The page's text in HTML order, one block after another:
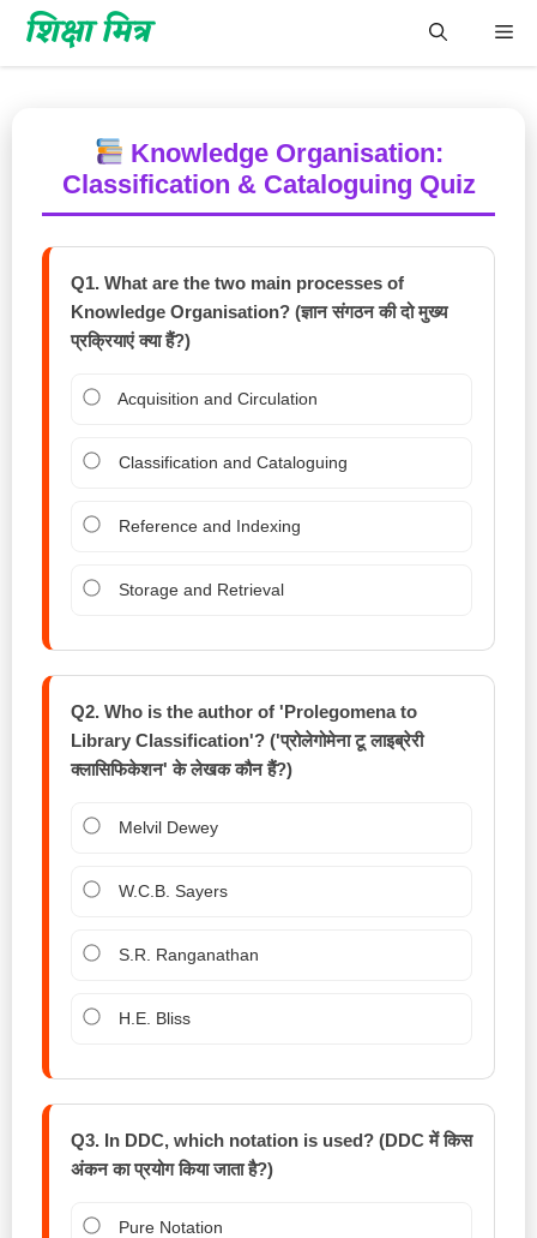
content
शिक्षा मित्र
Knowledge Organisation:
Classification & Cataloguing Quiz
Q1. What are the two main processes of
Knowledge Organisation? (ज्ञान संगठन की दो मुख्य
प्रक्रियाएं क्या हैं?)
Acquisition and Circulation
Classification and Cataloguing
Reference and Indexing
Storage and Retrieval
Q2. Who is the author of 'Prolegomena to
Library Classification'? ('प्रोलेगोमेना टू लाइब्रेरी
क्लासिफिकेशन' के लेखक कौन हैं?)
Melvil Dewey
W.C.B. Sayers
S.R. Ranganathan
H.E. Bliss
Q3. In DDC, which notation is used? (DDC में किस
अंकन का प्रयोग किया जाता है?)
Pure Notation